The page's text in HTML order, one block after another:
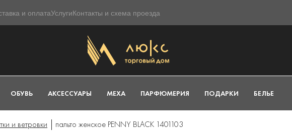
и оплатаУслугиКонтакты и схема проезда
ОБУВЬ АКСЕССУАРЫ МЕХА ПАРФЮМЕРИЯ ПОДАРКИ БЕЛЬЕ
и ветровки пальто женское PENNY BLACK 1401103